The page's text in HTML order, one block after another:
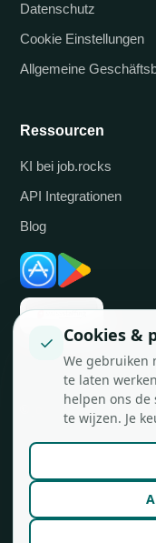
Datenschutz
Cookie Einstellungen
Allgemeine
Ressourcen
KI bei job.rocks
API Integrationen
Blog
© job.rocks AG
✓ Cookies &
We gebruiken
te laten
helpen ons de
te wijzen. Je